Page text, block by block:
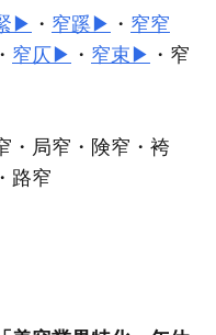
▶ ・ 窄蹊 ▶ ・ 窄窄
・ 窄仄 ▶ ・ 窄束 ▶ ・窄
・局窄・険窄・袴
路窄